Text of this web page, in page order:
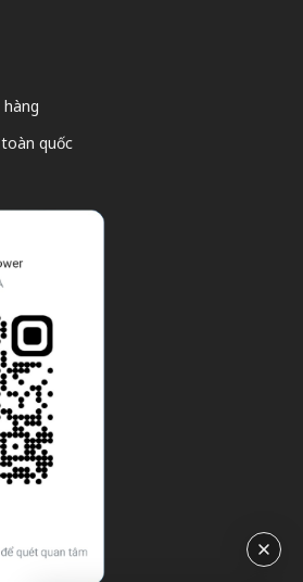
quốc